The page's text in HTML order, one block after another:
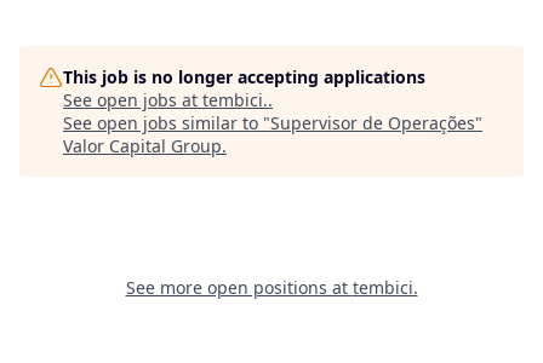
This job is no longer accepting applications
See open jobs at tembici..
See open jobs similar to "Supervisor de Operações"
Valor Capital Group.
See more open positions at tembici.